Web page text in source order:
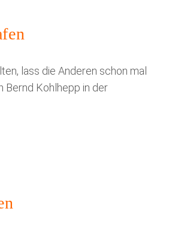
lass die Anderen schon mal
Bernd Kohlhepp in der